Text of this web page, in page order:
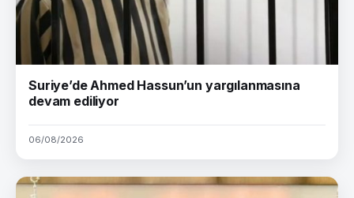
Suriye’de Ahmed Hassun’un yargılanmasına
devam ediliyor
06/08/2026